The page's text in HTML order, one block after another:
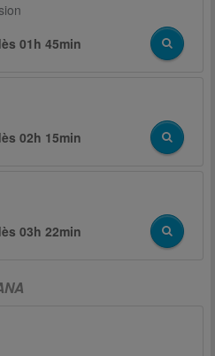
01h 45min
02h 15min
03h 22min